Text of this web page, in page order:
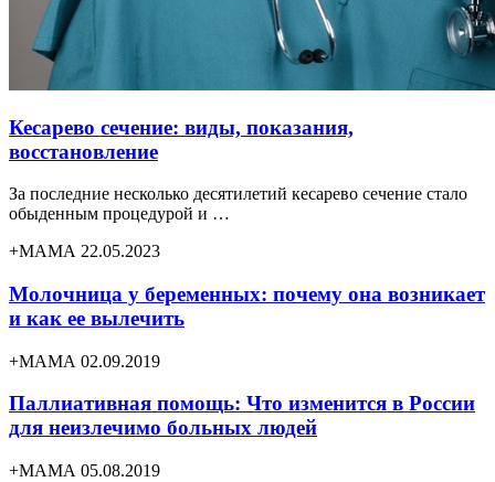
Кесарево сечение: виды, показания,
восстановление
За последние несколько десятилетий кесарево сечение стало
обыденным процедурой и …
+МАМА 22.05.2023
Молочница у беременных: почему она возникает
и как ее вылечить
+МАМА 02.09.2019
Паллиативная помощь: Что изменится в России
для неизлечимо больных людей
+МАМА 05.08.2019